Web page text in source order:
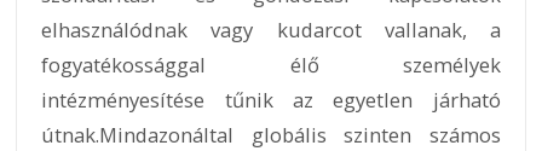
elhasználódnak vagy kudarcot vallanak, a
fogyatékossággal élő személyek
intézményesítése tűnik az egyetlen járható
útnak.Mindazonáltal globális szinten számos